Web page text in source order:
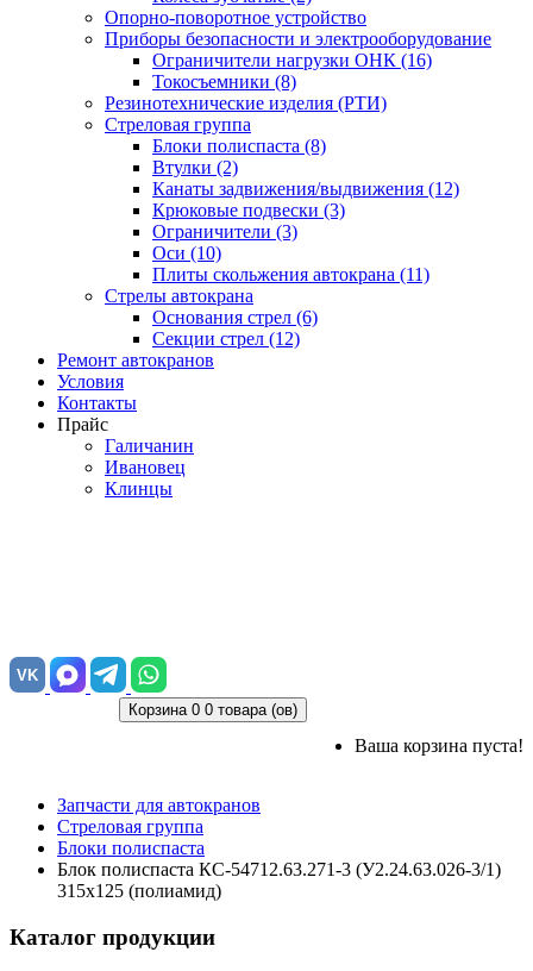
Опорно-поворотное устройство
Приборы безопасности и электрооборудование
Ограничители нагрузки ОНК (16)
Токосъемники (8)
Резинотехнические изделия (РТИ)
Стреловая группа
Блоки полиспаста (8)
Втулки (2)
Канаты задвижения/выдвижения (12)
Крюковые подвески (3)
Ограничители (3)
Оси (10)
Плиты скольжения автокрана (11)
Стрелы автокрана
Основания стрел (6)
Секции стрел (12)
Ремонт автокранов
Условия
Контакты
Прайс
Галичанин
Ивановец
Клинцы
VK
Корзина 0 0 товара (ов)
Ваша корзина пуста!
Запчасти для автокранов
Стреловая группа
Блоки полиспаста
Блок полиспаста КС-54712.63.271-3 (У2.24.63.026-3/1)
315х125 (полиамид)
Каталог продукции